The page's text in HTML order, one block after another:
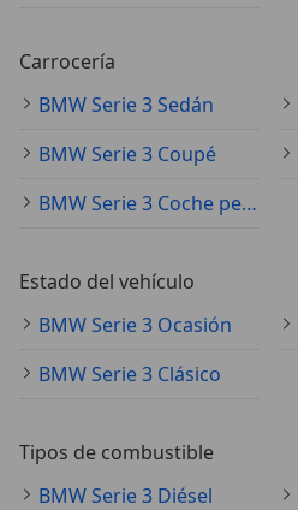
Carrocería
BMW Serie 3 Sedán
BMW Serie 3 Coupé
BMW Serie 3 Coche pequeño
Estado del vehículo
BMW Serie 3 Ocasión
BMW Serie 3 Clásico
Tipos de combustible
BMW Serie 3 Diésel